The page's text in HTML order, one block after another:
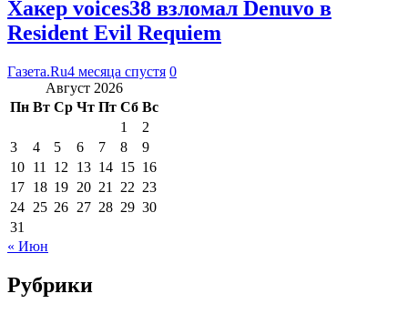
Хакер voices38 взломал Denuvo в
Resident Evil Requiem
Газета.Ru4 месяца спустя 0
Август 2026
Пн Вт Ср Чт Пт Сб Вс
1
2
3
4 5 6 7 8
9
10 11 12 13 14 15 16
17 18 19 20 21 22 23
24 25 26 27 28 29 30
31
« Июн
Рубрики